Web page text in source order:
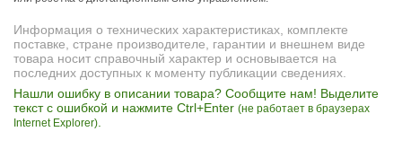
Информация о технических характеристиках, комплекте
поставке, стране производителе, гарантии и внешнем виде
товара носит справочный характер и основывается на
последних доступных к моменту публикации сведениях.
Нашли ошибку в описании товара? Сообщите нам! Выделите
текст с ошибкой и нажмите Ctrl+Enter (не работает в браузерах
Internet Explorer)